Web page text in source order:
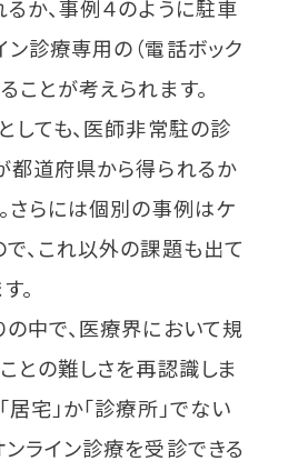
か、事例４のように駐車
診療専用の（電話ボック
ことが考えられます。
しても、医師非常駐の診
都道府県から得られるか
さらには個別の事例はケ
、これ以外の課題も出て
。
中で、医療界において規
との難しさを再認識しま
居宅」か「診療所」でない
ライン診療を受診できる